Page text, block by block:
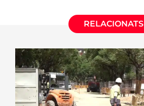
RELACIONATS